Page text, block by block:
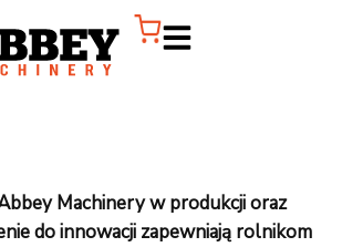
Machinery w produkcji oraz
do innowacji zapewniają rolnikom